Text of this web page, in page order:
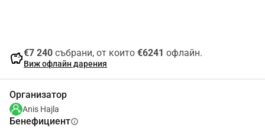
savings€7 240 събрани, от които €6241 офлайн.
Виж офлайн дарения
Организатор
Anis Hajla
Бенефициентinfo